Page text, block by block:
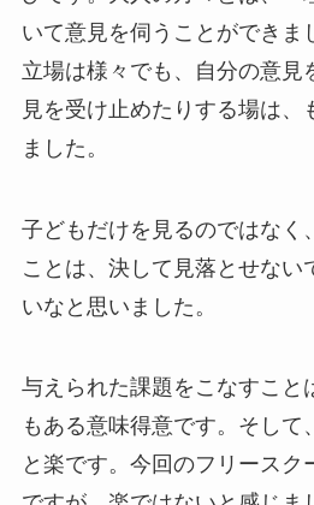
いて意見を伺うことができま
立場は様々でも、自分の意見
見を受け止めたりする場は、
ました。
子どもだけを見るのではなく
ことは、決して見落とせない
いなと思いました。
与えられた課題をこなすこと
もある意味得意です。そして
と楽です。今回のフリースク